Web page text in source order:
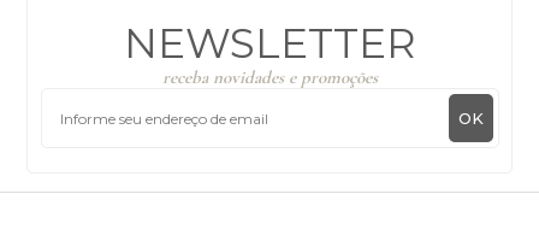
NEWSLETTER
receba novidades e promoções
OK